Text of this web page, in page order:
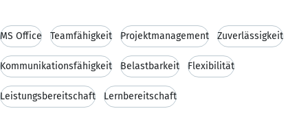
MS Office Teamfähigkeit Projektmanagement Zuverlässigkeit
Kommunikationsfähigkeit Belastbarkeit Flexibilität
Leistungsbereitschaft Lernbereitschaft